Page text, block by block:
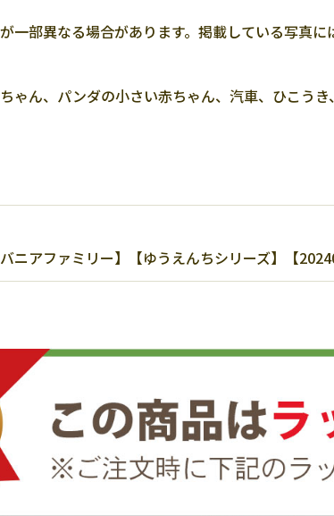
一部異なる場合があります。掲載している写真に
ゃん、パンダの小さい赤ちゃん、汽車、ひこう
ニアファミリー】【ゆうえんちシリーズ】【